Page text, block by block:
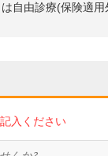
は自由診療(保険適用
入ください